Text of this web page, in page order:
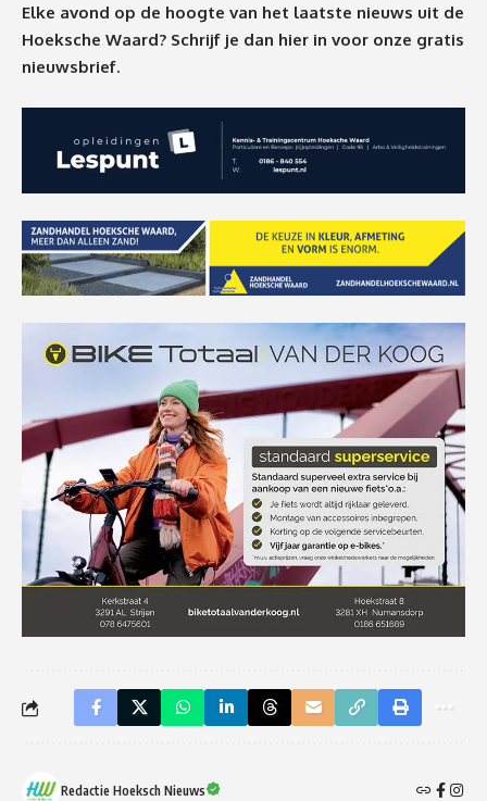
Elke avond op de hoogte van het laatste nieuws uit de
Hoeksche Waard? Schrijf je dan hier in voor onze gratis
nieuwsbrief.
Redactie Hoeksch Nieuws